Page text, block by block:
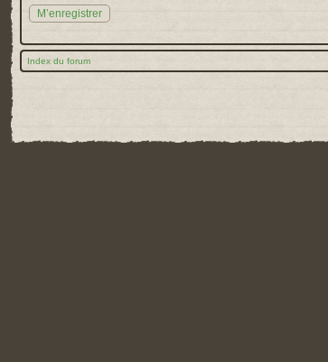
M’enregistrer
Index du forum